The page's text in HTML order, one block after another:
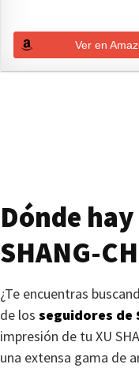
Ver en
Dónde
SHANG-
¿Te encuentras
de los seguidores de
impresión de tu XU
una extensa gama de